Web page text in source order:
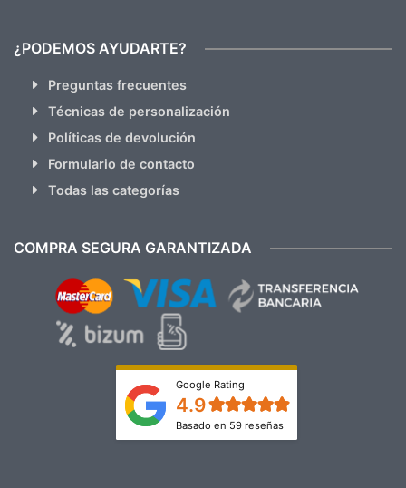
¿PODEMOS AYUDARTE?
Preguntas frecuentes
Técnicas de personalización
Políticas de devolución
Formulario de contacto
Todas las categorías
COMPRA SEGURA GARANTIZADA
Google Rating
4.9
Basado en 59 reseñas